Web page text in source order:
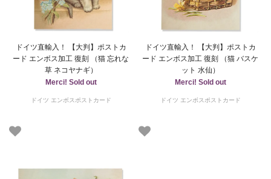
ドイツ直輸入！ 【大判】ポストカ
ード エンボス加工 復刻 （猫 忘れな
草 ネコヤナギ）
Merci! Sold out
ドイツ エンボスポストカード
ドイツ直輸入！ 【大判】ポストカ
ード エンボス加工 復刻 （猫 バスケ
ット 水仙）
Merci! Sold out
ドイツ エンボスポストカード